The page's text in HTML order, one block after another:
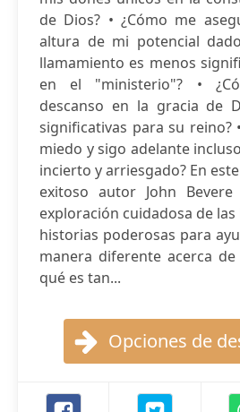
de Dios? • ¿Cómo me
altura de mi potencial
llamamiento es menos
en el "ministerio"? •
descanso en la gracia de
significativas para su reino?
miedo y sigo adelante
incierto y arriesgado? En
exitoso autor John
exploración cuidadosa de
historias poderosas para
manera diferente acerca
qué es tan...
Opciones de